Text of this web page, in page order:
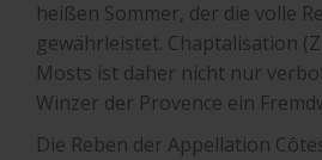
heißen Sommer, der die volle
gewährleistet. Chaptalisation
Mosts ist daher nicht nur
Winzer der Provence ein
Die Reben der Appellation